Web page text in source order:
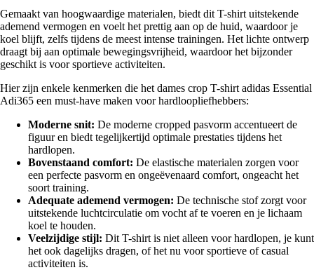
Gemaakt van hoogwaardige materialen, biedt dit T-shirt uitstekende
ademend vermogen en voelt het prettig aan op de huid, waardoor je
koel blijft, zelfs tijdens de meest intense trainingen. Het lichte ontwerp
draagt bij aan optimale bewegingsvrijheid, waardoor het bijzonder
geschikt is voor sportieve activiteiten.
Hier zijn enkele kenmerken die het dames crop T-shirt adidas Essential
Adi365 een must-have maken voor hardloopliefhebbers:
Moderne snit: De moderne cropped pasvorm accentueert de
figuur en biedt tegelijkertijd optimale prestaties tijdens het
hardlopen.
Bovenstaand comfort: De elastische materialen zorgen voor
een perfecte pasvorm en ongeëvenaard comfort, ongeacht het
soort training.
Adequate ademend vermogen: De technische stof zorgt voor
uitstekende luchtcirculatie om vocht af te voeren en je lichaam
koel te houden.
Veelzijdige stijl: Dit T-shirt is niet alleen voor hardlopen, je kunt
het ook dagelijks dragen, of het nu voor sportieve of casual
activiteiten is.